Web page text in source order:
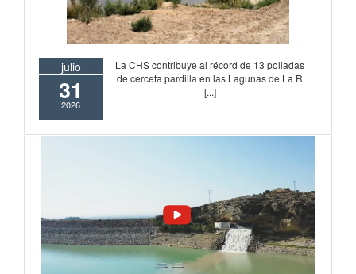
julio
31
2026
La CHS contribuye al récord de 13 polladas
de cerceta pardilla en las Lagunas de La R
[...]